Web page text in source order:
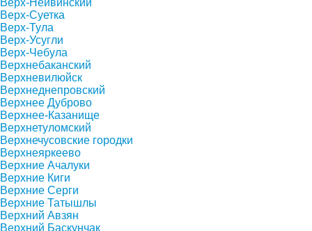
Верх-Нейвинский
Верх-Суетка
Верх-Тула
Верх-Усугли
Верх-Чебула
Верхнебаканский
Верхневилюйск
Верхнеднепровский
Верхнее Дуброво
Верхнее-Казанище
Верхнетуломский
Верхнечусовские городки
Верхнеяркеево
Верхние Ачалуки
Верхние Киги
Верхние Серги
Верхние Татышлы
Верхний Авзян
Верхний Баскунчак